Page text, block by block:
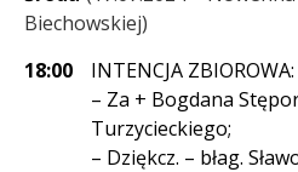
Biechowskiej
18:00
INTENCJA ZBIOROWA:
– Za + Bogdana
Turzycieckiego;
– Dziękcz. – błag.